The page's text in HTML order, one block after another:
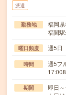
派遣
勤務地
福岡
福間
曜日頻度 週5日
時間
週5フ
期間
即日